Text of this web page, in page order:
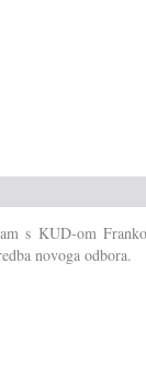
s KUD-om
novoga odbora.